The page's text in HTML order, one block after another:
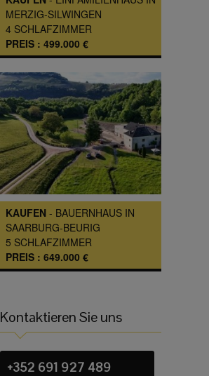
MERZIG-SILWINGEN
4 SCHLAFZIMMER
PREIS : 499.000 €
KAUFEN - BAUERNHAUS IN
SAARBURG-BEURIG
5 SCHLAFZIMMER
PREIS : 649.000 €
Kontaktieren Sie uns
+352 691 927 489